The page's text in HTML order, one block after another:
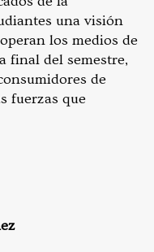
una visión
los medios de
final del semestre,
de
fuerzas que